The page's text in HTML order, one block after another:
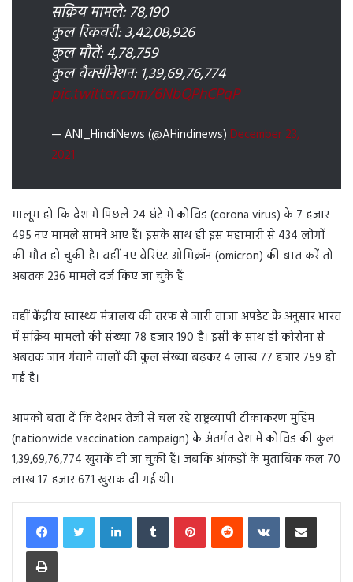
सक्रिय मामले: 78,190
कुल रिकवरी: 3,42,08,926
कुल मौतें: 4,78,759
कुल वैक्सीनेशन: 1,39,69,76,774
pic.twitter.com/6NbQPhCPqP
— ANI_HindiNews (@AHindinews) December 23,
2021
मालूम हो कि देश में पिछले 24 घंटे में कोविड (corona virus) के 7 हजार
495 नए मामले सामने आए हैं। इसके साथ ही इस महामारी से 434 लोगों
की मौत हो चुकी है। वहीं नए वेरिएंट ओमिक्रॉन (omicron) की बात करें तो
अबतक 236 मामले दर्ज किए जा चुके हैं
वहीं केंद्रीय स्वास्थ्य मंत्रालय की तरफ से जारी ताजा अपडेट के अनुसार भारत
में सक्रिय मामलों की संख्या 78 हजार 190 है। इसी के साथ ही कोरोना से
अबतक जान गंवाने वालों की कुल संख्या बढ़कर 4 लाख 77 हजार 759 हो
गई है।
आपको बता दें कि देशभर तेजी से चल रहे राष्ट्रव्यापी टीकाकरण मुहिम
(nationwide vaccination campaign) के अंतर्गत देश में कोविड की कुल
1,39,69,76,774 खुराकें दी जा चुकी हैं। जबकि आंकड़ों के मुताबिक कल 70
लाख 17 हजार 671 खुराक दी गई थी।
LinkedInTumblr PinterestReddit VKontakteShare via Email
Print